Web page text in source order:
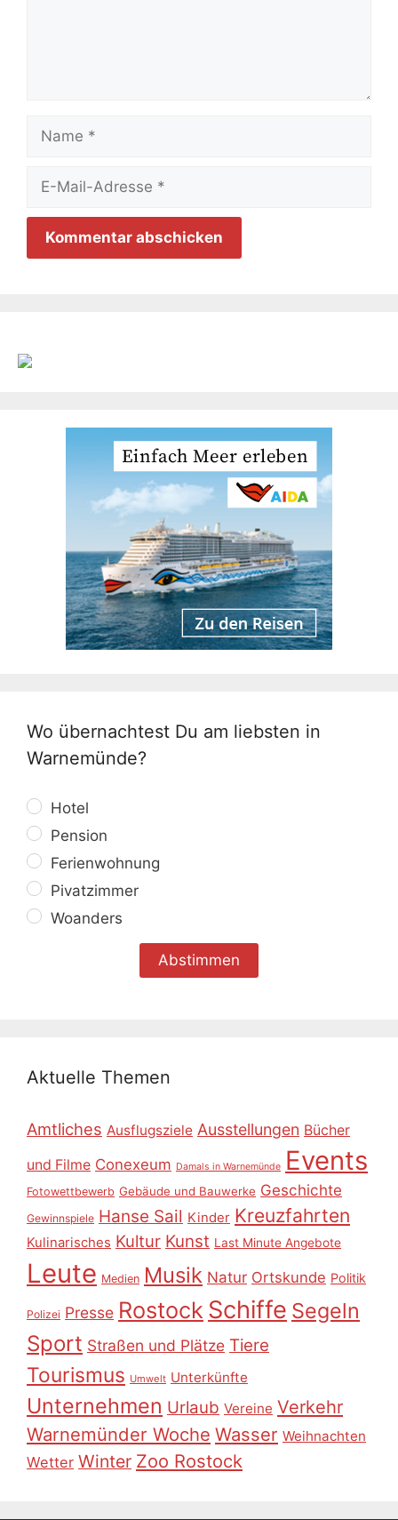
Name
Adresse
Wo übernachtest Du am liebsten in
Warnemünde?
Hotel
Pension
Ferienwohnung
Pivatzimmer
Woanders
Aktuelle Themen
Amtliches Ausflugsziele Ausstellungen Bücher
und Filme Conexeum Damals in Warnemünde Events
Fotowettbewerb Gebäude und Bauwerke Geschichte
Gewinnspiele Hanse Sail Kinder Kreuzfahrten
Kulinarisches Kultur Kunst Last Minute Angebote
Leute Medien Musik Natur Ortskunde Politik
Polizei Presse Rostock Schiffe Segeln
Sport Straßen und Plätze Tiere
Tourismus Umwelt Unterkünfte
Unternehmen Urlaub Vereine Verkehr
Warnemünder Woche Wasser Weihnachten
Wetter Winter Zoo Rostock